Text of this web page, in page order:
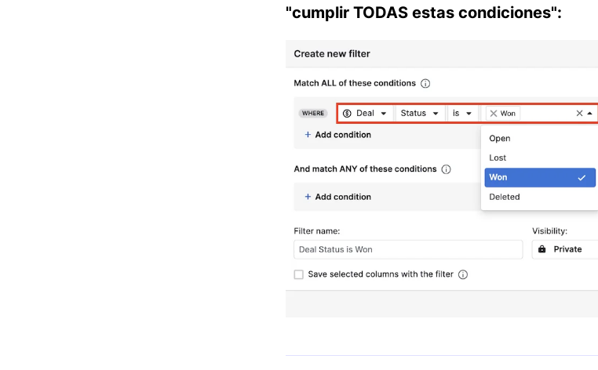
"cumplir TODAS estas condiciones":